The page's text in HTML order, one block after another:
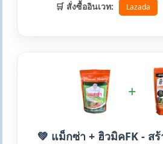
🛒 สั่งซื้ออินเวท: Lazada
+
💚 แม็กซ่า + ฮิวมิคFK - ส